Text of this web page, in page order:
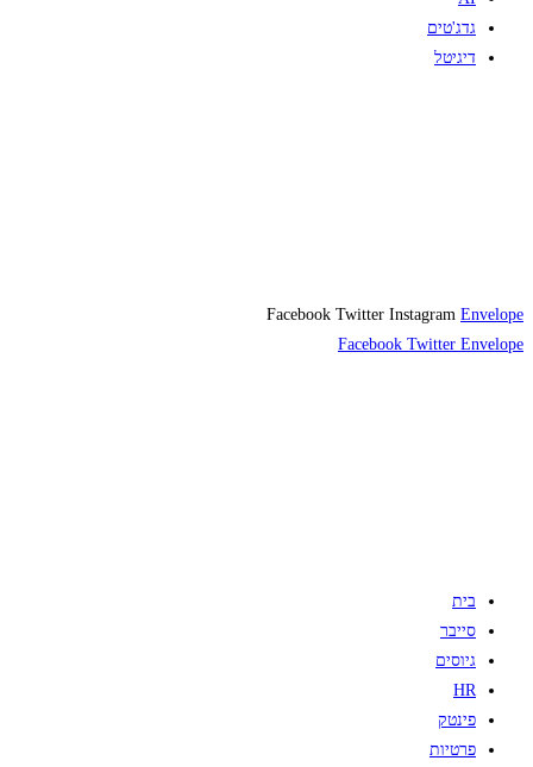
גדג'טים
דיגיטל
Facebook Twitter Instagram Envelope
Facebook Twitter Envelope
בית
סייבר
גיוסים
HR
פינטק
פרטיות